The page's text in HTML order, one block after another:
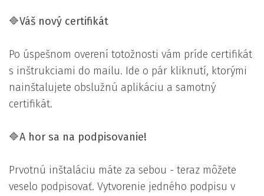
🔷Váš nový certifikát
Po úspešnom overení totožnosti vám príde certifikát
s inštrukciami do mailu. Ide o pár kliknutí, ktorými
nainštalujete obslužnú aplikáciu a samotný
certifikát.
🔷A hor sa na podpisovanie!
Prvotnú inštaláciu máte za sebou - teraz môžete
veselo podpisovať. Vytvorenie jedného podpisu v